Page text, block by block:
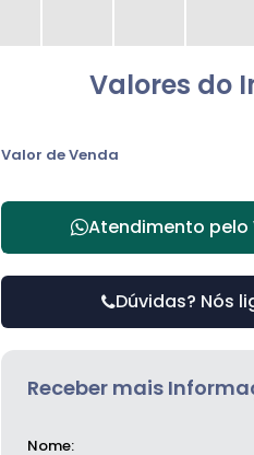
Valores do
Valor de Venda
Atendimento pelo
Dúvidas? Nós
Receber mais
Nome: